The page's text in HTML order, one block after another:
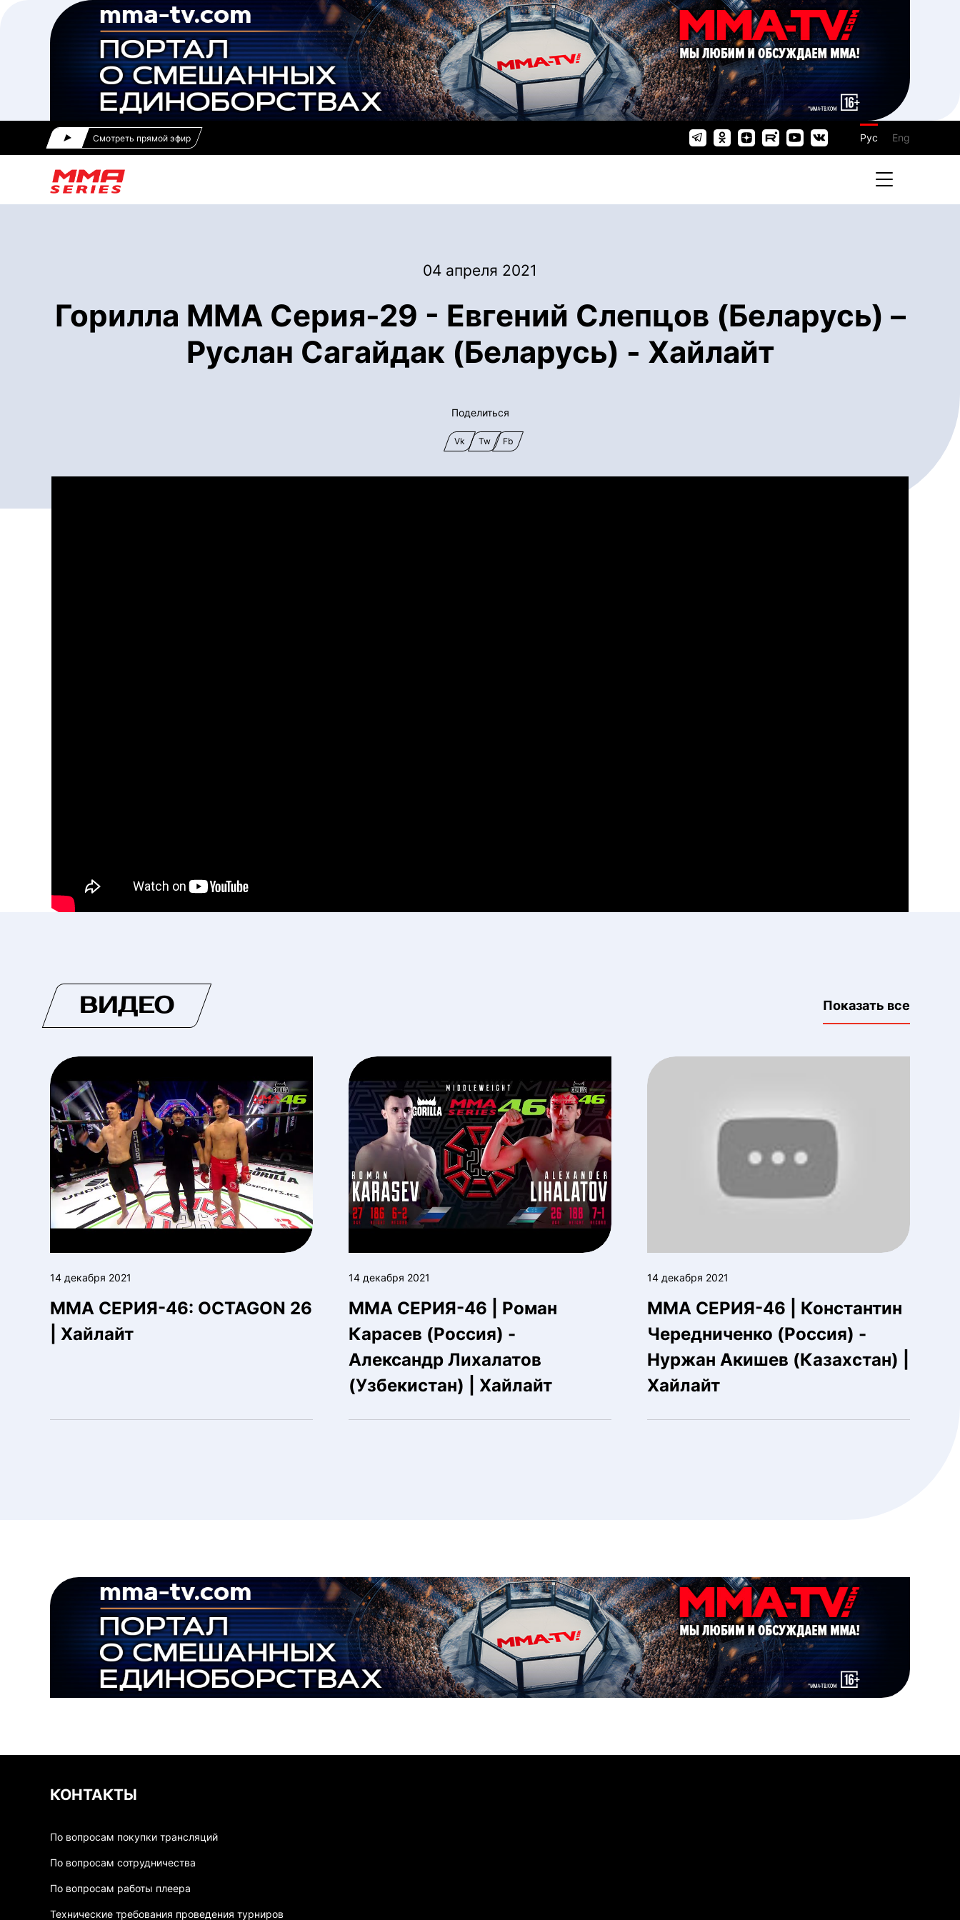
Смотреть прямой эфир Рус Eng
04 апреля 2021
Горилла ММА Серия-29 - Евгений Слепцов (Беларусь) –
Руслан Сагайдак (Беларусь) - Хайлайт
Поделиться
Vk Tw Fb
ВИДЕО Показать все
14 декабря 2021
ММА СЕРИЯ-46: OCTAGON 26
| Хайлайт
14 декабря 2021
ММА СЕРИЯ-46 | Роман
Карасев (Россия) -
Александр Лихалатов
(Узбекистан) | Хайлайт
14 декабря 2021
ММА СЕРИЯ-46 | Константин
Чередниченко (Россия) -
Нуржан Акишев (Казахстан) |
Хайлайт
КОНТАКТЫ
По вопросам покупки трансляций
По вопросам сотрудничества
По вопросам работы плеера
Технические требования проведения турниров